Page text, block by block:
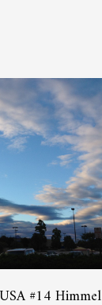
#14 Himmel